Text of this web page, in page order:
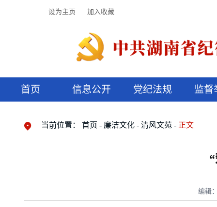
设为主页 加入收藏
首页 信息公开 党纪法规 监督
当前位置： 首页 廉洁文化 清风文苑 正文
编辑